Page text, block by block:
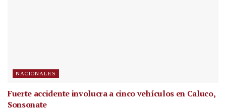
NACIONALES
Fuerte accidente involucra a cinco vehículos en Caluco,
Sonsonate